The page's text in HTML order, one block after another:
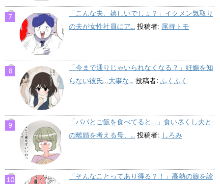
「こんな夫、嬉しいでしょ？」イクメン気取り
の夫が女性社員にア... 投稿者: 尾持トモ
「今まで通りじゃいられなくなる？」妊娠を知
らない彼氏…大事な... 投稿者: ふくふく
「パパとご飯を食べてると…」食い尽くし夫と
の離婚を考える母、... 投稿者: しろみ
「そんなことってあり得る？！」高熱の娘を診